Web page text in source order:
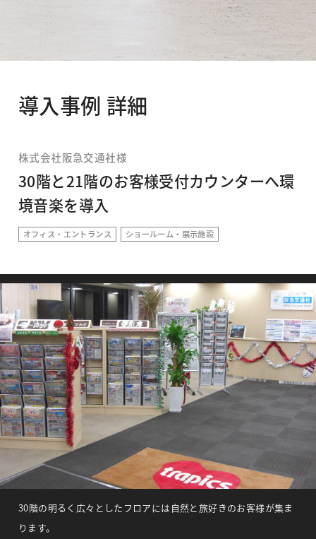
導入事例 詳細
株式会社阪急交通社様
30階と21階のお客様受付カウンターへ環
境音楽を導入
オフィス・エントランス ショールーム・展示施設
30階の明るく広々としたフロアには自然と旅好きのお客様が集ま
ります。